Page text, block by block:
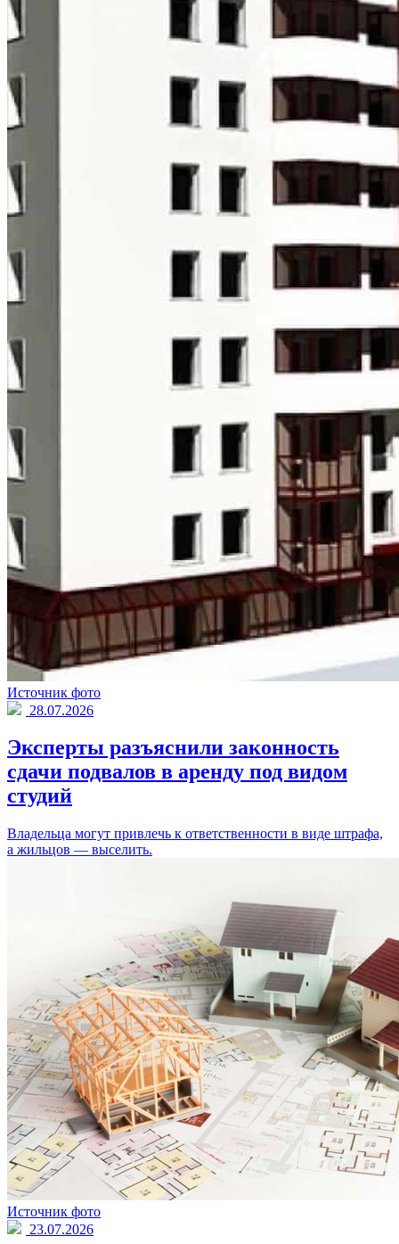
Источник фото
28.07.2026
Эксперты разъяснили законность
сдачи подвалов в аренду под видом
студий
Владельца могут привлечь к ответственности в виде штрафа,
а жильцов — выселить.
Источник фото
23.07.2026